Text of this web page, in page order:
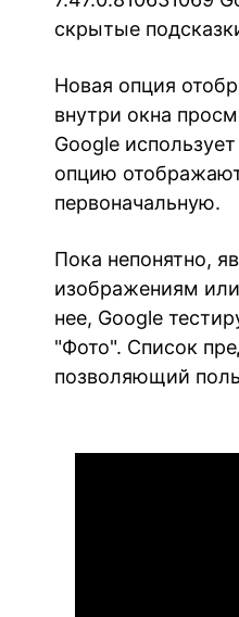
скрытые
Новая опция
внутри окна
Google
опцию
первоначальную.
Пока непонятно,
изображениям
нее, Google
"Фото". Список
позволяющий